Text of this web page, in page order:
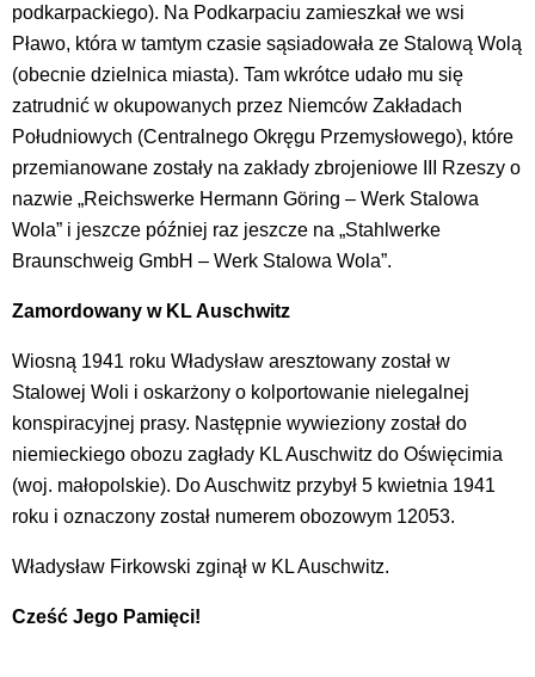
podkarpackiego). Na Podkarpaciu zamieszkał we wsi
Pławo, która w tamtym czasie sąsiadowała ze Stalową Wolą
(obecnie dzielnica miasta). Tam wkrótce udało mu się
zatrudnić w okupowanych przez Niemców Zakładach
Południowych (Centralnego Okręgu Przemysłowego), które
przemianowane zostały na zakłady zbrojeniowe III Rzeszy o
nazwie „Reichswerke Hermann Göring – Werk Stalowa
Wola” i jeszcze później raz jeszcze na „Stahlwerke
Braunschweig GmbH – Werk Stalowa Wola”.
Zamordowany w KL Auschwitz
Wiosną 1941 roku Władysław aresztowany został w
Stalowej Woli i oskarżony o kolportowanie nielegalnej
konspiracyjnej prasy. Następnie wywieziony został do
niemieckiego obozu zagłady KL Auschwitz do Oświęcimia
(woj. małopolskie). Do Auschwitz przybył 5 kwietnia 1941
roku i oznaczony został numerem obozowym 12053.
Władysław Firkowski zginął w KL Auschwitz.
Cześć Jego Pamięci!